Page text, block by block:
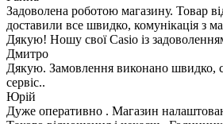
Задоволена роботою магазину. Товар
доставили все швидко, комунікація з
Дякую! Ношу свої Casio із
Дмитро
Дякую. Замовлення виконано швидко,
сервіс..
Юрій
Дуже оперативно . Магазин